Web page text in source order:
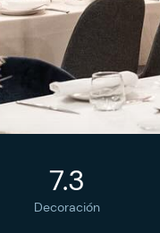
7.3
Decoración